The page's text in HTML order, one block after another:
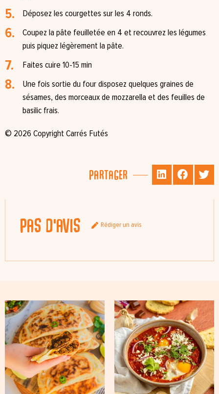
Déposez les courgettes sur les 4 ronds.
Coupez la pâte feuilletée en 4 et recouvrez les légumes
puis piquez légèrement la pâte.
Faites cuire 10-15 min
Une fois sortie du four disposez quelques graines de
sésames, des morceaux de mozzarella et des feuilles de
basilic frais.
© 2026 Copyright Carrés Futés
Partager
Pas d'avis Rédiger un avis